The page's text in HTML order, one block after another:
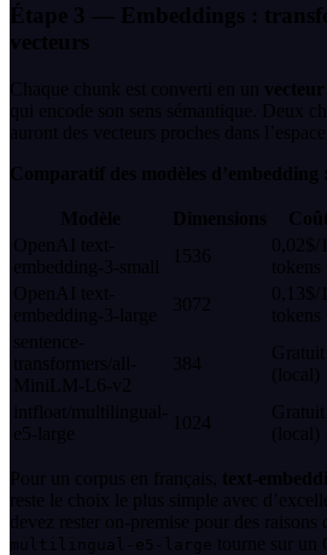
Étape 3 — Embeddings :
vecteurs
Chaque chunk est converti en un
qui encode son sens sémantique. Deux
auront des vecteurs proches dans l’espace
Comparatif des modèles d’embedding :
Modèle Dimensions Coût
OpenAI text-
embedding-3-small
1536
0,02$/
tokens
OpenAI text-
embedding-3-large
3072
0,13$/
tokens
sentence-
transformers/all-
MiniLM-L6-v2
384
Gratuit
(local)
intfloat/multilingual-
e5-large
1024
Gratuit
(local)
Pour un corpus en français, text-
reste le choix le plus simple avec
devez rester on-premise pour des raisons
multilingual-e5-large tourne sur un